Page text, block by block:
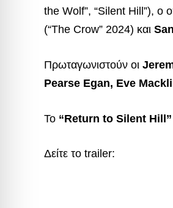
the Wolf”, “Silent Hill”), ο
(“The Crow” 2024) και
Πρωταγωνιστούν οι
Pearse Egan, Eve
Το “Return to Silent Hill”
Δείτε το trailer: